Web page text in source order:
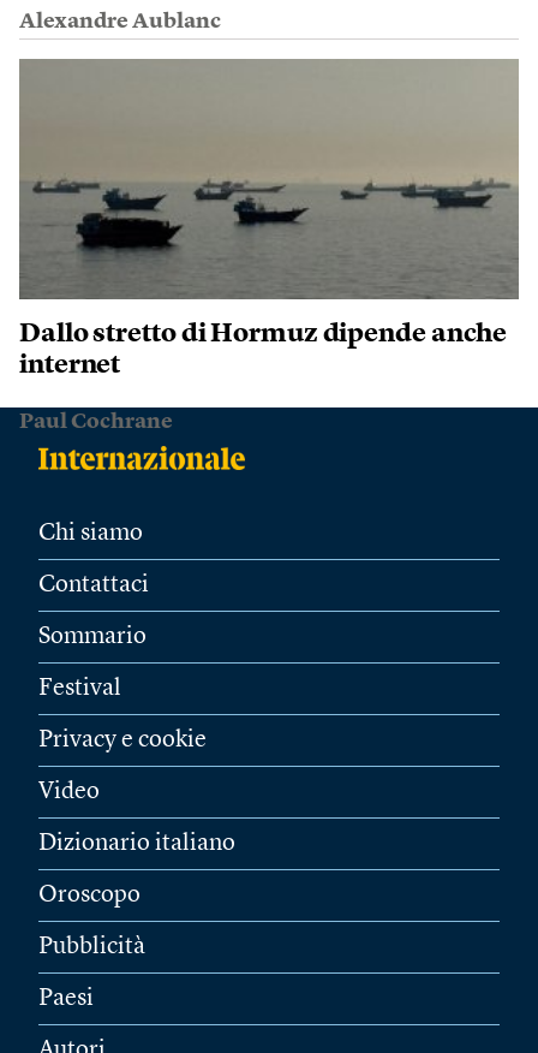
Alexandre Aublanc
Dallo stretto di Hormuz dipende anche
internet
Paul Cochrane
Chi siamo
Contattaci
Sommario
Festival
Privacy e cookie
Video
Dizionario italiano
Oroscopo
Pubblicità
Paesi